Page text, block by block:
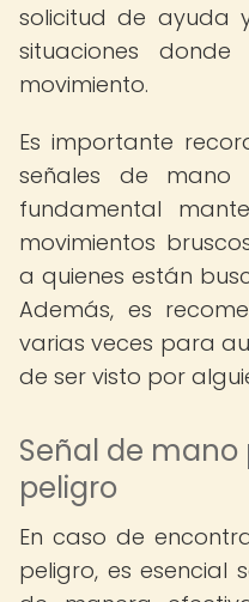
solicitud de ayuda
situaciones
movimiento.
Es importante
señales de
fundamental
movimientos
a quienes están
Además, es
varias veces para
de ser visto por
Señal de
peligro
En caso de
peligro, es esencial